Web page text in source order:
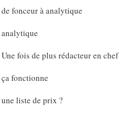
fonceur à analytique
fois de plus rédacteur en chef
fonctionne
liste de prix ?